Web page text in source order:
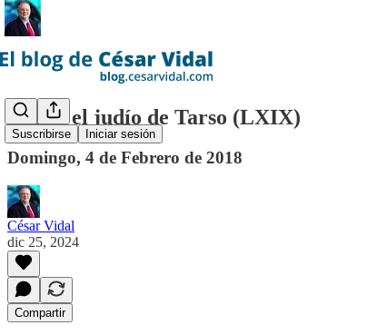
Suscribirse Iniciar sesión
Pablo, el judío de Tarso (LXIX)
Domingo, 4 de Febrero de 2018
César Vidal
dic 25, 2024
Compartir